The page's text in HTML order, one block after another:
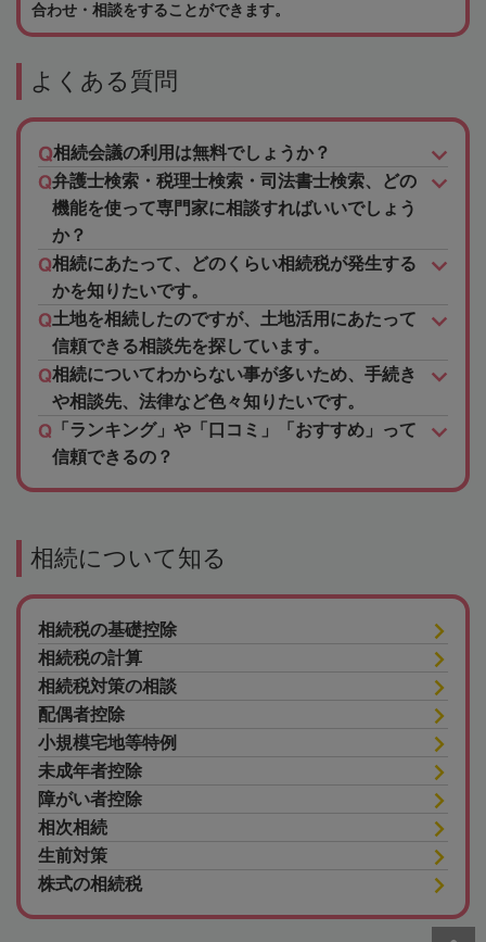
合わせ・相談をすることができます。
よくある質問
相続会議の利用は無料でしょうか？
弁護士検索・税理士検索・司法書士検索、どの
機能を使って専門家に相談すればいいでしょう
か？
相続にあたって、どのくらい相続税が発生する
かを知りたいです。
土地を相続したのですが、土地活用にあたって
信頼できる相談先を探しています。
相続についてわからない事が多いため、手続き
や相談先、法律など色々知りたいです。
「ランキング」や「口コミ」「おすすめ」って
信頼できるの？
相続について知る
相続税の基礎控除
相続税の計算
相続税対策の相談
配偶者控除
小規模宅地等特例
未成年者控除
障がい者控除
相次相続
生前対策
株式の相続税